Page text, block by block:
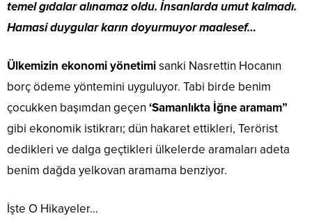
temel gıdalar alınamaz oldu. İnsanlarda umut kalmadı.
Hamasi duygular karın doyurmuyor maalesef…
Ülkemizin ekonomi yönetimisanki Nasrettin Hocanın
borç ödeme yöntemini uyguluyor. Tabi birde benim
çocukken başımdan geçen ‘Samanlıkta İğne aramam”
gibi ekonomik istikrarı; dün hakaret ettikleri, Terörist
dedikleri ve dalga geçtikleri ülkelerde aramaları adeta
benim dağda yelkovan aramama benziyor.
İşte O Hikayeler…